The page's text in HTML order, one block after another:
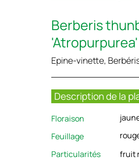
Berberis
'Atropurpurea'
Epine-vinette,
Description de la
Floraison
Feuillage
Particularités
fruit